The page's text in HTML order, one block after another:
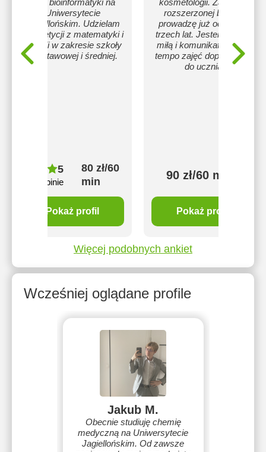
roku bioinformatyki na
Uniwersytecie
Jagiellońskim. Udzielam
korepetycji z matematyki i
chemii w zakresie szkoły
podstawowej i średniej.
5
3 opinie
80 zł/60
min
Pokaż profil
kosmetologii. Zajęcia z
rozszerzonej biologii
prowadzę już od ponad
trzech lat. Jestem osobą
miłą i komunikatywną, a
tempo zajęć dopasowuje
do ucznia
90 zł/60 min
Pokaż profil
Więcej podobnych ankiet
Wcześniej oglądane profile
Jakub M.
Obecnie studiuję chemię
medyczną na Uniwersytecie
Jagiellońskim. Od zawsze